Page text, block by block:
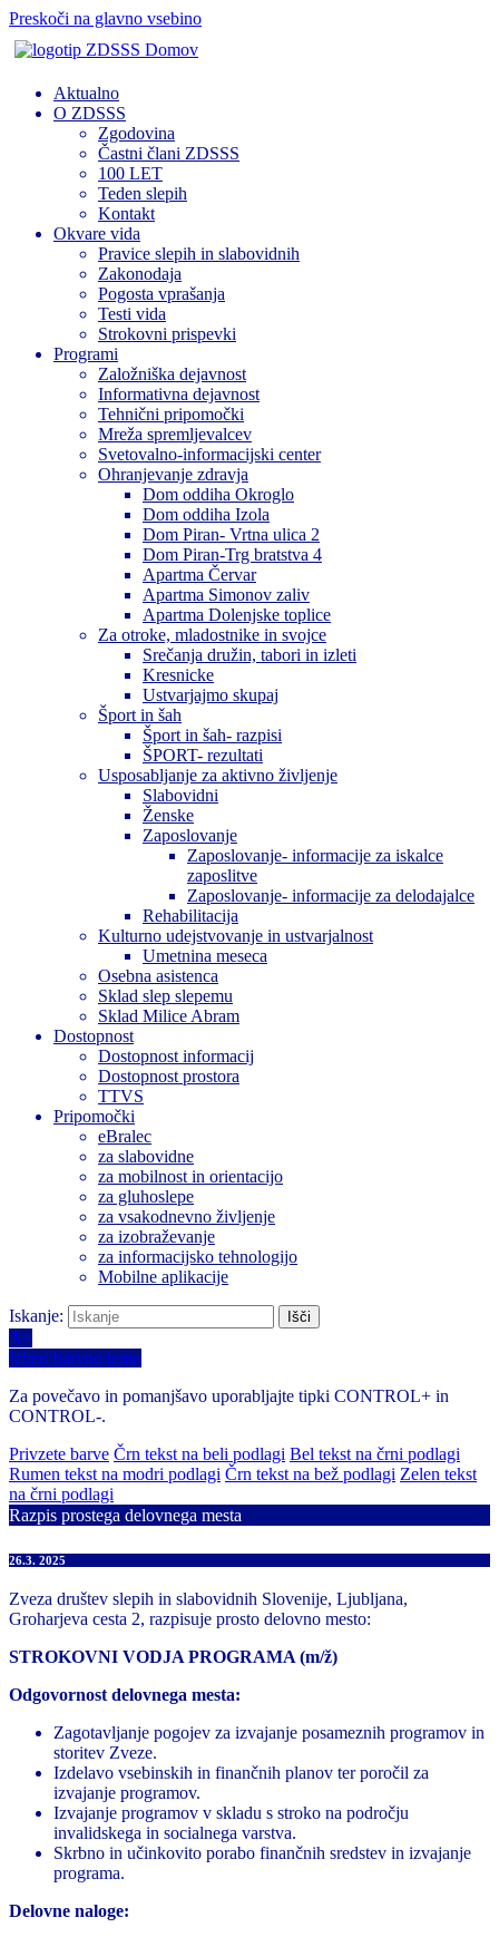
Preskoči na glavno vsebino
Domov
Aktualno
O ZDSSS
Zgodovina
Častni člani ZDSSS
100 LET
Teden slepih
Kontakt
Okvare vida
Pravice slepih in slabovidnih
Zakonodaja
Pogosta vprašanja
Testi vida
Strokovni prispevki
Programi
Založniška dejavnost
Informativna dejavnost
Tehnični pripomočki
Mreža spremljevalcev
Svetovalno-informacijski center
Ohranjevanje zdravja
Dom oddiha Okroglo
Dom oddiha Izola
Dom Piran- Vrtna ulica 2
Dom Piran-Trg bratstva 4
Apartma Červar
Apartma Simonov zaliv
Apartma Dolenjske toplice
Za otroke, mladostnike in svojce
Srečanja družin, tabori in izleti
Kresnicke
Ustvarjajmo skupaj
Šport in šah
Šport in šah- razpisi
ŠPORT- rezultati
Usposabljanje za aktivno življenje
Slabovidni
Ženske
Zaposlovanje
Zaposlovanje- informacije za iskalce
zaposlitve
Zaposlovanje- informacije za delodajalce
Rehabilitacija
Kulturno udejstvovanje in ustvarjalnost
Umetnina meseca
Osebna asistenca
Sklad slep slepemu
Sklad Milice Abram
Dostopnost
Dostopnost informacij
Dostopnost prostora
TTVS
Pripomočki
eBralec
za slabovidne
za mobilnost in orientacijo
za gluhoslepe
za vsakodnevno življenje
za izobraževanje
za informacijsko tehnologijo
Mobilne aplikacije
Iskanje:
A+
Izberi barvno temo
Za povečavo in pomanjšavo uporabljajte tipki CONTROL+ in
CONTROL-.
Privzete barve Črn tekst na beli podlagi Bel tekst na črni podlagi
Rumen tekst na modri podlagi Črn tekst na bež podlagi Zelen tekst
na črni podlagi
Razpis prostega delovnega mesta
26.3. 2025
Zveza društev slepih in slabovidnih Slovenije, Ljubljana,
Groharjeva cesta 2, razpisuje prosto delovno mesto:
STROKOVNI VODJA PROGRAMA (m/ž)
Odgovornost delovnega mesta:
Zagotavljanje pogojev za izvajanje posameznih programov in
storitev Zveze.
Izdelavo vsebinskih in finančnih planov ter poročil za
izvajanje programov.
Izvajanje programov v skladu s stroko na področju
invalidskega in socialnega varstva.
Skrbno in učinkovito porabo finančnih sredstev in izvajanje
programa.
Delovne naloge: